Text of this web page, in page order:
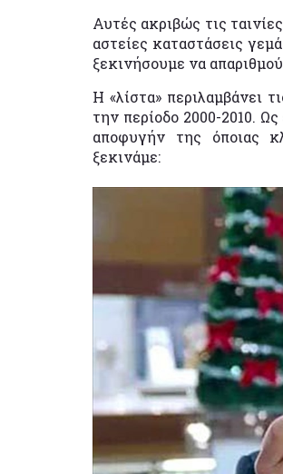
Αυτές ακριβώς τις
αστείες καταστάσεις
ξεκινήσουμε να
Η «λίστα» περιλαμβάνει
την περίοδο 2000-2010.
αποφυγήν της όποιας
ξεκινάμε: